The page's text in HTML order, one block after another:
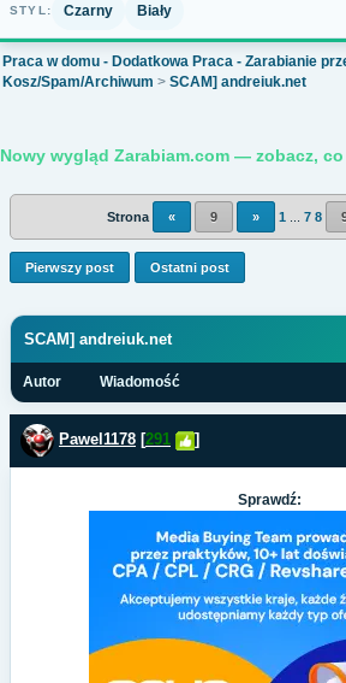
STYL: Czarny Biały
Praca w domu - Dodatkowa Praca - Zarabianie
Kosz/Spam/Archiwum > SCAM] andreiuk.net
Nowy wygląd Zarabiam.com — zobacz,
Strona « 9 » 1 7 8
Pierwszy post Ostatni post
SCAM] andreiuk.net
Autor Wiadomość
Pawel1178 [291 ]
Sprawdź: